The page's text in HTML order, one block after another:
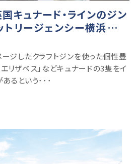
キュナード・ラインのジン
リージェンシー横浜での
ジしたクラフトジンを使った個性豊
リザベス」などキュナードの3隻をイ
あるという･･･